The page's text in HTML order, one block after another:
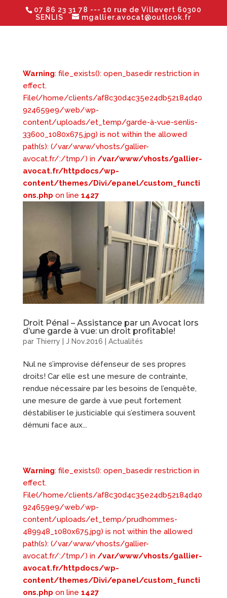
07 86 23 31 78 --- 10 rue de Villevert 60300
SENLIS
mgallier.avocat@outlook.fr
Warning: file_exists(): open_basedir restriction in
effect.
File(/home/clients/af8c30d4c35e24db52184d40
924659e9/web/wp-
content/uploads/et_temp/garde-à-vue-senlis-
33600_1080x675.jpg) is not within the allowed
path(s): (/var/www/vhosts/gallier-
avocat.fr/:/tmp/) in /var/www/vhosts/gallier-
avocat.fr/httpdocs/wp-
content/themes/Divi/epanel/custom_functi
ons.php on line 1427
Droit Pénal – Assistance par un Avocat lors
d’une garde à vue: un droit profitable!
par Thierry | J Nov.2016 | Actualités
Nul ne s’improvise défenseur de ses propres
droits! Car elle est une mesure de contrainte,
rendue nécessaire par les besoins de l’enquête,
une mesure de garde à vue peut fortement
déstabiliser le justiciable qui s’estimera souvent
démuni face aux...
Warning: file_exists(): open_basedir restriction in
effect.
File(/home/clients/af8c30d4c35e24db52184d40
924659e9/web/wp-
content/uploads/et_temp/prudhommes-
489948_1080x675.jpg) is not within the allowed
path(s): (/var/www/vhosts/gallier-
avocat.fr/:/tmp/) in /var/www/vhosts/gallier-
avocat.fr/httpdocs/wp-
content/themes/Divi/epanel/custom_functi
ons.php on line 1427